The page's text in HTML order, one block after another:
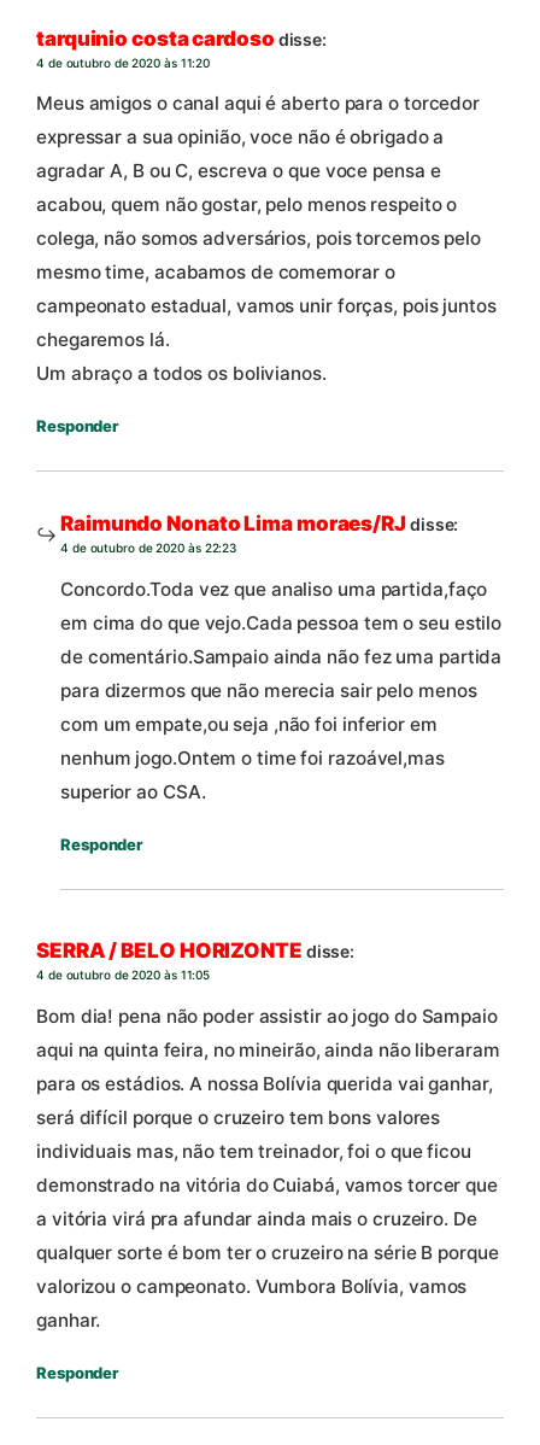
tarquinio costa cardoso disse:
4 de outubro de 2020 às 11:20
Meus amigos o canal aqui é aberto para o torcedor
expressar a sua opinião, voce não é obrigado a
agradar A, B ou C, escreva o que voce pensa e
acabou, quem não gostar, pelo menos respeito o
colega, não somos adversários, pois torcemos pelo
mesmo time, acabamos de comemorar o
campeonato estadual, vamos unir forças, pois juntos
chegaremos lá.
Um abraço a todos os bolivianos.
Responder
Raimundo Nonato Lima moraes/RJdisse:
4 de outubro de 2020 às 22:23
Concordo.Toda vez que analiso uma partida,faço
em cima do que vejo.Cada pessoa tem o seu estilo
de comentário.Sampaio ainda não fez uma partida
para dizermos que não merecia sair pelo menos
com um empate,ou seja ,não foi inferior em
nenhum jogo.Ontem o time foi razoável,mas
superior ao CSA.
Responder
SERRA / BELO HORIZONTE disse:
4 de outubro de 2020 às 11:05
Bom dia! pena não poder assistir ao jogo do Sampaio
aqui na quinta feira, no mineirão, ainda não liberaram
para os estádios. A nossa Bolívia querida vai ganhar,
será difícil porque o cruzeiro tem bons valores
individuais mas, não tem treinador, foi o que ficou
demonstrado na vitória do Cuiabá, vamos torcer que
a vitória virá pra afundar ainda mais o cruzeiro. De
qualquer sorte é bom ter o cruzeiro na série B porque
valorizou o campeonato. Vumbora Bolívia, vamos
ganhar.
Responder